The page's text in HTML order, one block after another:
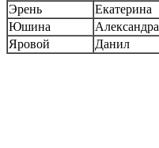
Эрень
Екатерина
Юшина
Александра
Яровой
Данил